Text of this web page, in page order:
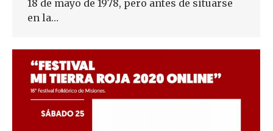
18 de mayo de 1978, pero antes de situarse
en la…